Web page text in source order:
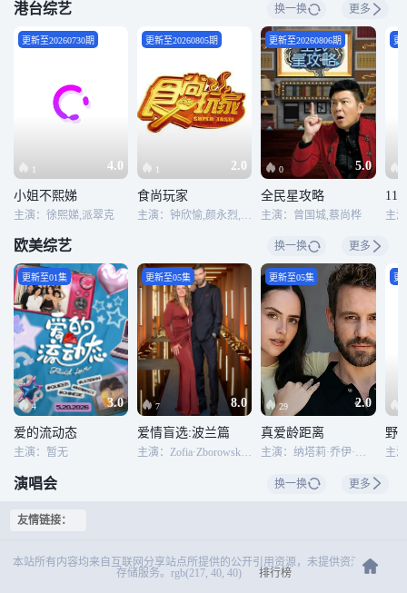
港台综艺 换一换 更多
1 4.0
更新至20260730期
小姐不熙娣
主演：徐熙娣,派翠克
1 2.0
更新至20260805期
食尚玩家
主演：钟欣愉,颜永烈,谢炘昊,陈秉立
0 5.0
更新至20260806期
全民星攻略
主演：曾国城,蔡尚桦
更
11
主
欧美综艺 换一换 更多
4 3.0
更新至01集
爱的流动态
主演：暂无
7 8.0
更新至05集
爱情盲选:波兰篇
主演：Zofia·Zborowska,Andrzej·Wrona
29 2.0
更新至05集
真爱龄距离
主演：纳塔莉·乔伊·约翰逊,Nick·Viall
更
野
演唱会 换一换 更多
友情链接：
本站所有内容均来自互联网分享站点所提供的公开引用资源，未提供资源上传、
存储服务。rgb(217, 40, 40)
排行榜